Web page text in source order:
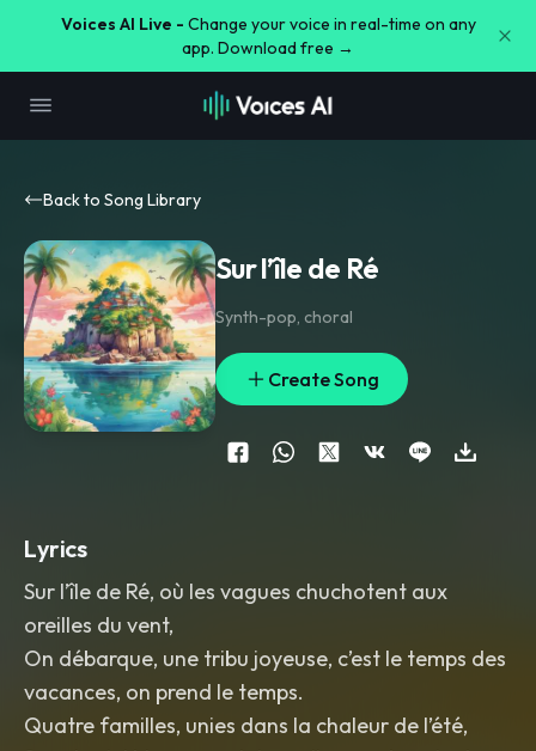
Voices AI Live - Change your voice in real-time on any
app. Download free →
Back to Song Library
Sur l’île de Ré
Synth-pop, choral
Create Song
Lyrics
Sur l’île de Ré, où les vagues chuchotent aux
oreilles du vent,
On débarque, une tribu joyeuse, c’est le temps des
vacances, on prend le temps.
Quatre familles, unies dans la chaleur de l’été,